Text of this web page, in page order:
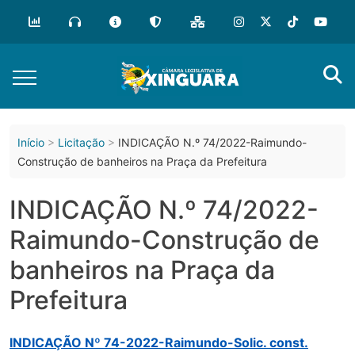
conteúdo
Início Licitação
INDICAÇÃO N.º 74/2022-Raimundo-
Construção de banheiros na Praça da Prefeitura
INDICAÇÃO N.º 74/2022-
Raimundo-Construção de
banheiros na Praça da
Prefeitura
INDICAÇÃO Nº 74-2022-Raimundo-Solic. const.